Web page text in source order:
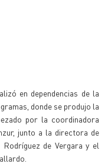
en dependencias de la
donde se produjo la
por la coordinadora
junto a la directora de
de Vergara y el